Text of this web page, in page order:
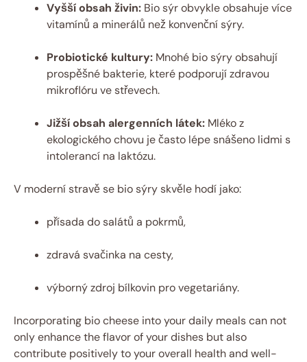
Vyšší obsah živin: Bio sýr obvykle obsahuje více
vitamínů a minerálů než konvenční sýry.
Probiotické kultury: Mnohé bio sýry obsahují
prospěšné bakterie, které podporují zdravou
mikroflóru ve střevech.
Jižší obsah alergenních látek: Mléko z
ekologického chovu je často lépe snášeno lidmi s
intolerancí na laktózu.
V moderní stravě se bio sýry skvěle hodí jako:
přísada do salátů a pokrmů,
zdravá svačinka na cesty,
výborný zdroj bílkovin pro vegetariány.
Incorporating bio cheese into your daily meals can not
only enhance the flavor of your dishes but also
contribute positively to your overall health and well-